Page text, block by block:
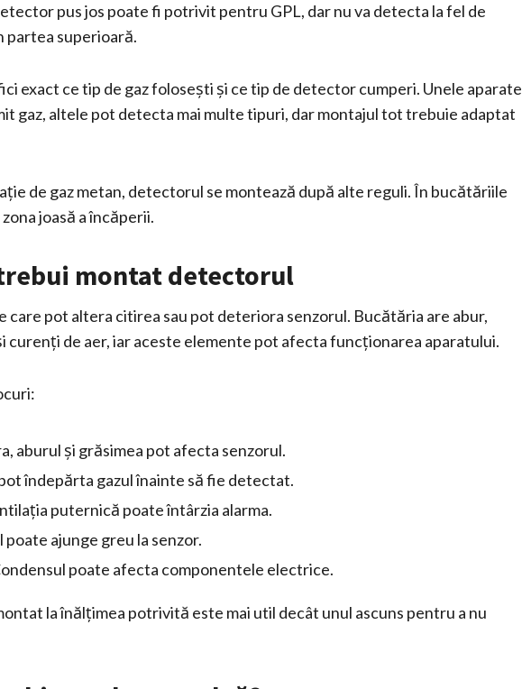
pus jos poate fi potrivit pentru GPL, dar nu va detecta la fel de
partea superioară.
exact ce tip de gaz folosești și ce tip de detector cumperi. Unele aparate
gaz, altele pot detecta mai multe tipuri, dar montajul tot trebuie adaptat
de gaz metan, detectorul se montează după alte reguli. În bucătăriile
joasă a încăperii.
montat detectorul
pot altera citirea sau pot deteriora senzorul. Bucătăria are abur,
curenți de aer, iar aceste elemente pot afecta funcționarea aparatului.
aburul și grăsimea pot afecta senzorul.
îndepărta gazul înainte să fie detectat.
puternică poate întârzia alarma.
ajunge greu la senzor.
poate afecta componentele electrice.
la înălțimea potrivită este mai util decât unul ascuns pentru a nu